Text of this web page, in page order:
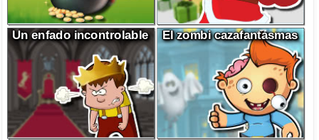
Un enfado incontrolable El zombi cazafantasmas